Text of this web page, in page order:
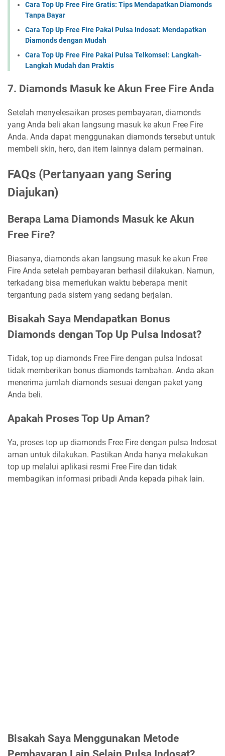
Cara Top Up Free Fire Gratis: Tips Mendapatkan Diamonds
Tanpa Bayar
Cara Top Up Free Fire Pakai Pulsa Indosat: Mendapatkan
Diamonds dengan Mudah
Cara Top Up Free Fire Pakai Pulsa Telkomsel: Langkah-
Langkah Mudah dan Praktis
7. Diamonds Masuk ke Akun Free Fire Anda
Setelah menyelesaikan proses pembayaran, diamonds
yang Anda beli akan langsung masuk ke akun Free Fire
Anda. Anda dapat menggunakan diamonds tersebut untuk
membeli skin, hero, dan item lainnya dalam permainan.
FAQs (Pertanyaan yang Sering
Diajukan)
Berapa Lama Diamonds Masuk ke Akun
Free Fire?
Biasanya, diamonds akan langsung masuk ke akun Free
Fire Anda setelah pembayaran berhasil dilakukan. Namun,
terkadang bisa memerlukan waktu beberapa menit
tergantung pada sistem yang sedang berjalan.
Bisakah Saya Mendapatkan Bonus
Diamonds dengan Top Up Pulsa Indosat?
Tidak, top up diamonds Free Fire dengan pulsa Indosat
tidak memberikan bonus diamonds tambahan. Anda akan
menerima jumlah diamonds sesuai dengan paket yang
Anda beli.
Apakah Proses Top Up Aman?
Ya, proses top up diamonds Free Fire dengan pulsa Indosat
aman untuk dilakukan. Pastikan Anda hanya melakukan
top up melalui aplikasi resmi Free Fire dan tidak
membagikan informasi pribadi Anda kepada pihak lain.
Bisakah Saya Menggunakan Metode